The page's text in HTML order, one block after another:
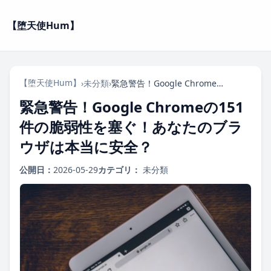
【堕天使Hum】
【堕天使Hum】 ›未分類› 緊急警告！Google Chromeの151件の脆弱性を塞ぐ！あなたのブラウザは本当に安全？
緊急警告！Google Chromeの151
件の脆弱性を塞ぐ！あなたのブラ
ウザは本当に安全？
公開日： 2026-05-29カテゴリ： 未分類